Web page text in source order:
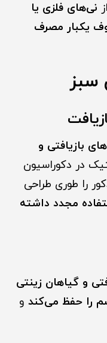
نی‌های فلزی یا
یکبار مصرف
سبز
بازیافتی و
در دکوراسیون
را طوری طراحی
مجدد داشته
و گیاهان زینتی
را حفظ می‌کند و